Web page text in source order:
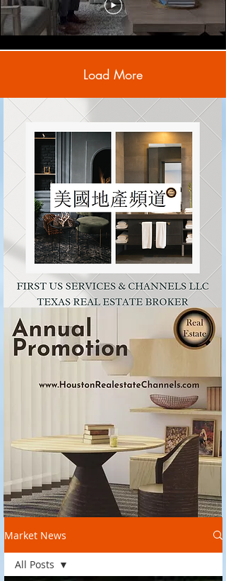
Load More
Market News
All Posts